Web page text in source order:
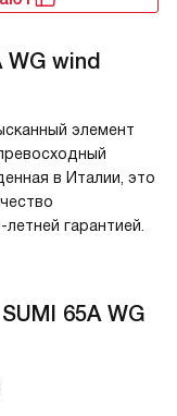
WG wind
элемент
в Италии, это
гарантией.
65A WG